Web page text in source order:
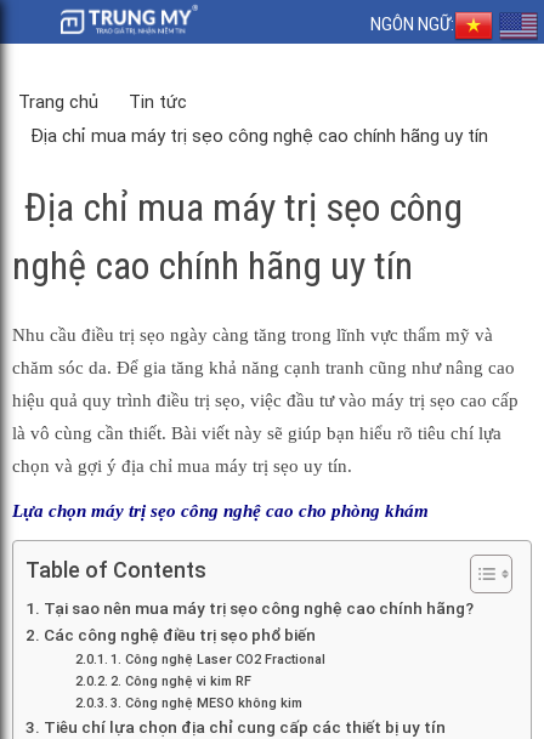
NGÔN NGỮ:
Trang chủ
Tin tức
Địa chỉ mua máy trị sẹo công nghệ cao chính hãng uy tín
Địa chỉ mua máy trị sẹo công
nghệ cao chính hãng uy tín
Nhu cầu điều trị sẹo ngày càng tăng trong lĩnh vực thẩm mỹ và
chăm sóc da. Để gia tăng khả năng cạnh tranh cũng như nâng cao
hiệu quả quy trình điều trị sẹo, việc đầu tư vào máy trị sẹo cao cấp
là vô cùng cần thiết. Bài viết này sẽ giúp bạn hiểu rõ tiêu chí lựa
chọn và gợi ý địa chỉ mua máy trị sẹo uy tín.
Lựa chọn máy trị sẹo công nghệ cao cho phòng khám
Table of Contents
Tại sao nên mua máy trị sẹo công nghệ cao chính hãng?
Các công nghệ điều trị sẹo phổ biến
1. Công nghệ Laser CO2 Fractional
2. Công nghệ vi kim RF
3. Công nghệ MESO không kim
Tiêu chí lựa chọn địa chỉ cung cấp các thiết bị uy tín